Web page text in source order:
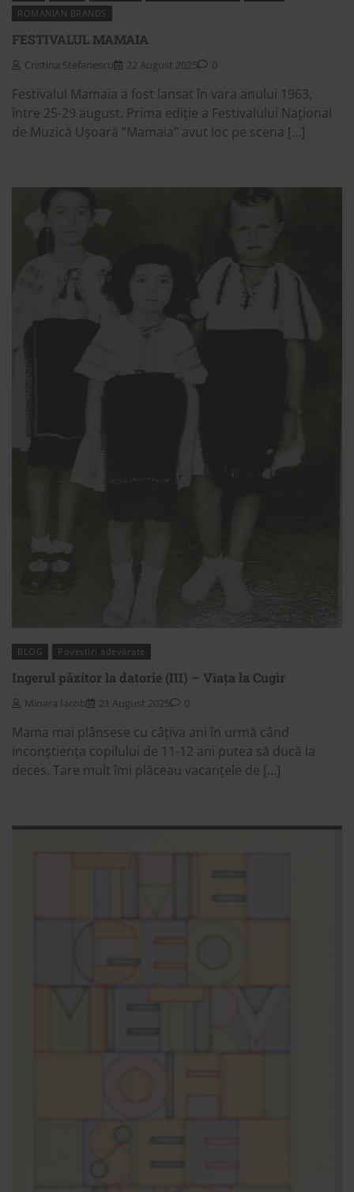
ROMANIAN BRANDS
FESTIVALUL MAMAIA
Cristina Stefanescu 22 August 2025 0
Festivalul Mamaia a fost lansat în vara anului 1963,
între 25-29 august. Prima ediție a Festivalului Național
de Muzică Ușoară “Mamaia” avut loc pe scena […]
BLOG Povestiri adevărate
Ingerul păzitor la datorie (III) – Viața la Cugir
Mioara Iacob 21 August 2025 0
Mama mai plânsese cu câțiva ani în urmă când
inconștiența copilului de 11-12 ani putea să ducă la
deces. Tare mult îmi plăceau vacanțele de […]